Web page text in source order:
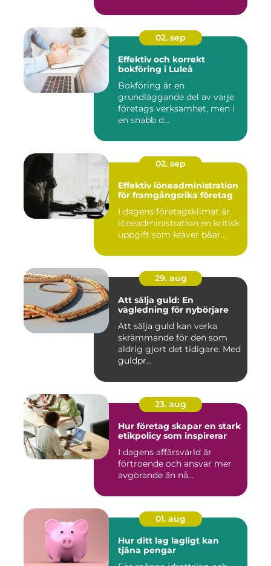
02. sep
Effektiv och korrekt
bokföring i Luleå
Bokföring är en
grundläggande del av varje
företags verksamhet, men i
en snabb d...
02. sep
Effektiv löneadministration
för framgångsrika företag
I dagens företagsklimat är
löneadministration en kritisk
uppgift som kräver b&ar...
29. aug
Att sälja guld: En
vägledning för nybörjare
Att sälja guld kan verka
skrämmande för den som
aldrig gjort det tidigare. Med
guldpr...
23. aug
Hur företag skapar en stark
etikpolicy som inspirerar
I dagens affärsvärld är
förtroende och ansvar mer
avgörande än nå...
01. aug
Hur ditt lag lagligt kan
tjäna pengar